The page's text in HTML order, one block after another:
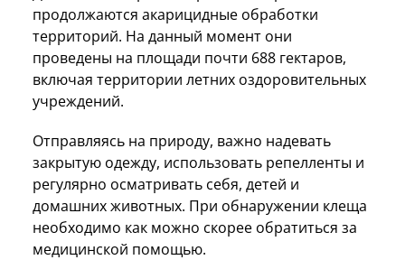
продолжаются акарицидные обработки
территорий. На данный момент они
проведены на площади почти 688 гектаров,
включая территории летних оздоровительных
учреждений.
Отправляясь на природу, важно надевать
закрытую одежду, использовать репелленты и
регулярно осматривать себя, детей и
домашних животных. При обнаружении клеща
необходимо как можно скорее обратиться за
медицинской помощью.